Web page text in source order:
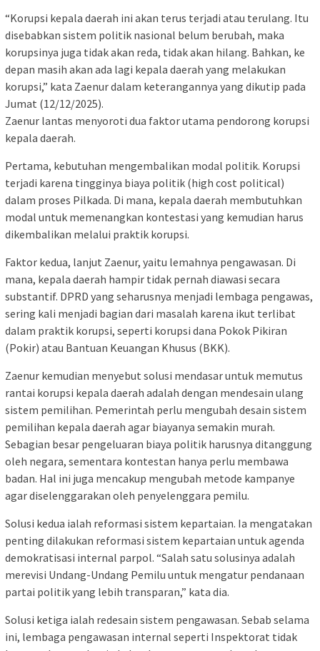
“Korupsi kepala daerah ini akan terus terjadi atau terulang. Itu
disebabkan sistem politik nasional belum berubah, maka
korupsinya juga tidak akan reda, tidak akan hilang. Bahkan, ke
depan masih akan ada lagi kepala daerah yang melakukan
korupsi,” kata Zaenur dalam keterangannya yang dikutip pada
Jumat (12/12/2025).
Zaenur lantas menyoroti dua faktor utama pendorong korupsi
kepala daerah.
Pertama, kebutuhan mengembalikan modal politik. Korupsi
terjadi karena tingginya biaya politik (high cost political)
dalam proses Pilkada. Di mana, kepala daerah membutuhkan
modal untuk memenangkan kontestasi yang kemudian harus
dikembalikan melalui praktik korupsi.
Faktor kedua, lanjut Zaenur, yaitu lemahnya pengawasan. Di
mana, kepala daerah hampir tidak pernah diawasi secara
substantif. DPRD yang seharusnya menjadi lembaga pengawas,
sering kali menjadi bagian dari masalah karena ikut terlibat
dalam praktik korupsi, seperti korupsi dana Pokok Pikiran
(Pokir) atau Bantuan Keuangan Khusus (BKK).
Zaenur kemudian menyebut solusi mendasar untuk memutus
rantai korupsi kepala daerah adalah dengan mendesain ulang
sistem pemilihan. Pemerintah perlu mengubah desain sistem
pemilihan kepala daerah agar biayanya semakin murah.
Sebagian besar pengeluaran biaya politik harusnya ditanggung
oleh negara, sementara kontestan hanya perlu membawa
badan. Hal ini juga mencakup mengubah metode kampanye
agar diselenggarakan oleh penyelenggara pemilu.
Solusi kedua ialah reformasi sistem kepartaian. Ia mengatakan
penting dilakukan reformasi sistem kepartaian untuk agenda
demokratisasi internal parpol. “Salah satu solusinya adalah
merevisi Undang-Undang Pemilu untuk mengatur pendanaan
partai politik yang lebih transparan,” kata dia.
Solusi ketiga ialah redesain sistem pengawasan. Sebab selama
ini, lembaga pengawasan internal seperti Inspektorat tidak